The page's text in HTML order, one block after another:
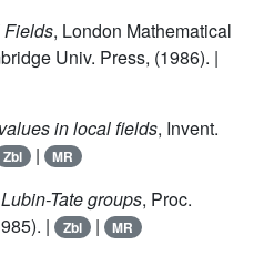
, London Mathematical
Univ. Press, (1986). |
in local fields, Invent.
Zbl | MR
Tate groups, Proc.
| Zbl | MR